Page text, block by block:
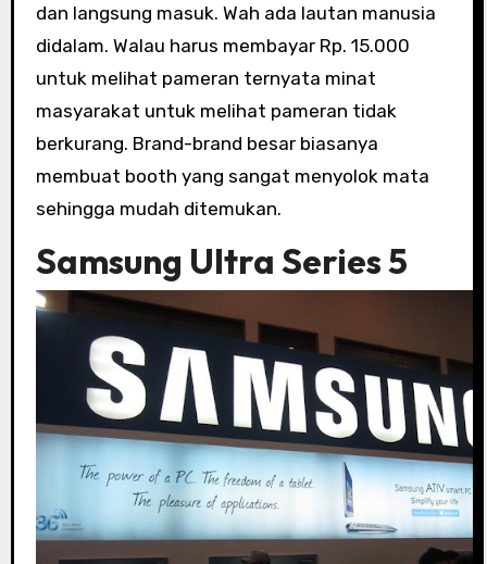
dan langsung masuk. Wah ada lautan manusia
didalam. Walau harus membayar Rp. 15.000
untuk melihat pameran ternyata minat
masyarakat untuk melihat pameran tidak
berkurang. Brand-brand besar biasanya
membuat booth yang sangat menyolok mata
sehingga mudah ditemukan.
Samsung Ultra Series 5